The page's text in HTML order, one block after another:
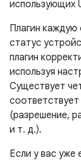
использующих
Плагин каждую
статус
плагин
используя
Существует
(разрешение,
и т. д.).
Если у вас уже